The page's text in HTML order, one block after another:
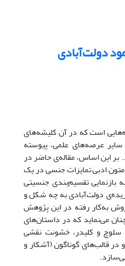
دولت‌آبادی
است که در آن کلیشه‌های
عرصه‌های علمی، پیوسته
بر این اساس، مقاله‌ی حاضر در
ادبی تمایزات جنسی در یک
تقسیم‌بندی جنسیتی
دولت‌آبادی به چه شکل و
به‌کار رفته در این پژوهش
می‌نماید که در داستان‌های
سلوچ و کلیدر، خشونت نقشی
در قالب‌های گوناگون (آشکار و